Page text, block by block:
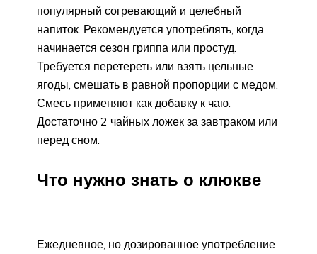
популярный согревающий и целебный
напиток. Рекомендуется употреблять, когда
начинается сезон гриппа или простуд.
Требуется перетереть или взять цельные
ягоды, смешать в равной пропорции с медом.
Смесь применяют как добавку к чаю.
Достаточно 2 чайных ложек за завтраком или
перед сном.
Что нужно знать о клюкве
Ежедневное, но дозированное употребление